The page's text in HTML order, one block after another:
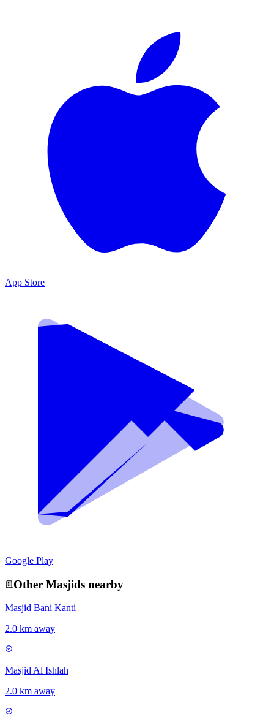
App Store
Google Play
Other Masjids nearby
Masjid Bani Kanti
2.0 km away
Masjid Al Ishlah
2.0 km away